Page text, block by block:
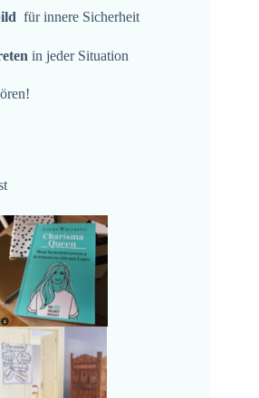
für innere Sicherheit
in jeder Situation